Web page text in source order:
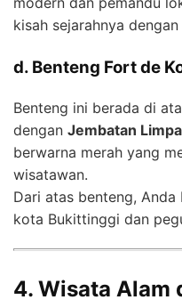
kisah sejarahnya
d. Benteng Fort de
Benteng ini berada di
dengan Jembatan
berwarna merah yang
wisatawan.
Dari atas benteng,
kota Bukittinggi dan
4. Wisata Alam